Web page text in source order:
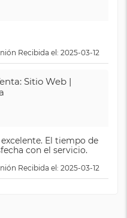
Recibida el: 2025-03-12
Sitio Web |
El tiempo de
con el servicio.
Recibida el: 2025-03-12